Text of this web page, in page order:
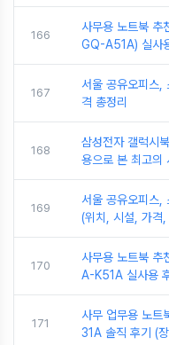
166
사무용 노트북
GQ-A51A) 실사
167
서울 공유오피스
격 총정리
168
삼성전자 갤럭
용으로 본 최고의
169
서울 공유오피스,
(위치, 시설, 가격,
170
사무용 노트북
A-K51A 실사용
171
사무 업무용 노
31A 솔직 후기 (